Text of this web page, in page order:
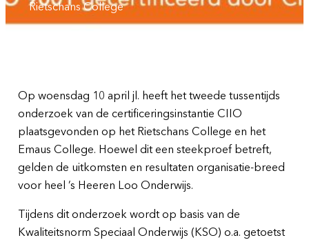
Rietschans College
Op woensdag 10 april jl. heeft het tweede tussentijds
onderzoek van de certificeringsinstantie CIIO
plaatsgevonden op het Rietschans College en het
Emaus College. Hoewel dit een steekproef betreft,
gelden de uitkomsten en resultaten organisatie-breed
voor heel ’s Heeren Loo Onderwijs.
Tijdens dit onderzoek wordt op basis van de
Kwaliteitsnorm Speciaal Onderwijs (KSO) o.a. getoetst